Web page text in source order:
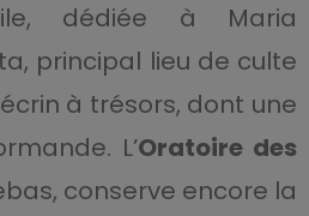
dédiée à Maria
principal lieu de culte
à trésors, dont une
L’Oratoire des
conserve encore la